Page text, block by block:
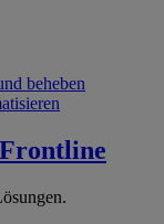
beheben